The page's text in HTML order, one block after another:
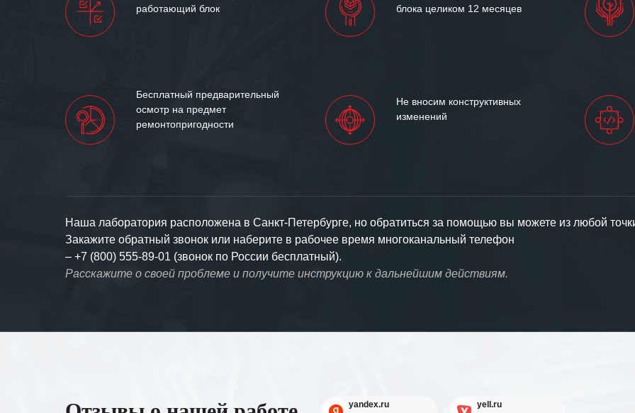
работающий блок
блока целиком 12 месяцев
Бесплатный предварительный
осмотр на предмет
ремонтопригодности
Не вносим конструктивных
изменений
Наша лаборатория расположена в Санкт-Петербурге, но обратиться за помощью вы можете из любой
Закажите обратный звонок или наберите в рабочее время многоканальный телефон
– +7 (800) 555-89-01 (звонок по России бесплатный).
Расскажите о своей проблеме и получите инструкцию к дальнейшим действиям.
yandex.ru yell.ru